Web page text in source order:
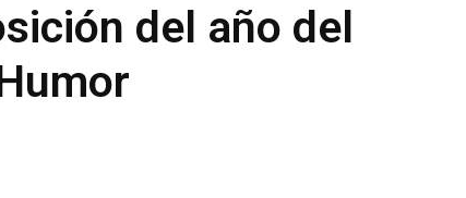
del año del